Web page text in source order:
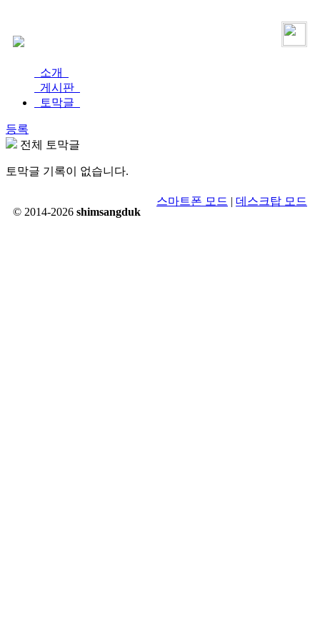
소개
게시판
토막글
등록
전체 토막글
토막글 기록이 없습니다.
© 2014-2026 shimsangduk
스마트폰 모드 | 데스크탑 모드